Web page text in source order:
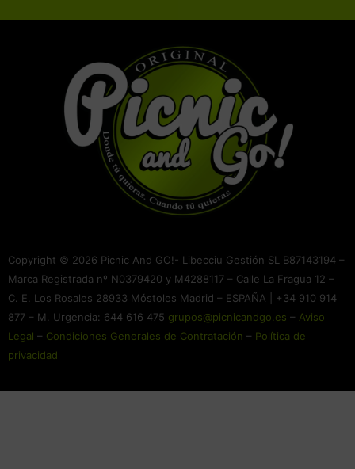
Copyright © 2026 Picnic And GO!- Libecciu Gestión SL B87143194 –
Marca Registrada nº N0379420 y M4288117 – Calle La Fragua 12 –
C. E. Los Rosales 28933 Móstoles Madrid – ESPAÑA | +34 910 914
877 – M. Urgencia: 644 616 475 grupos@picnicandgo.es – Aviso
Legal – Condiciones Generales de Contratación – Política de
privacidad